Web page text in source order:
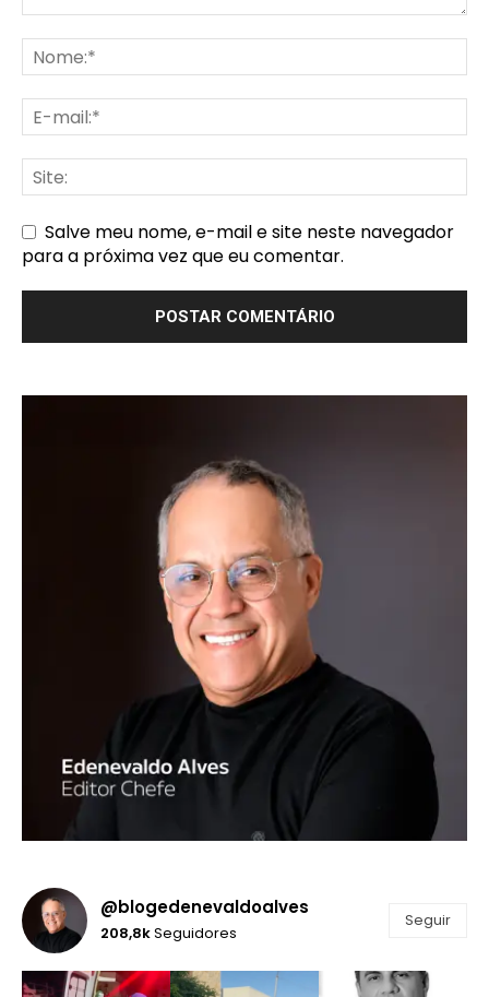
Salve meu nome, e-mail e site neste navegador
para a próxima vez que eu comentar.
@blogedenevaldoalves
208,8kSeguidores
Seguir